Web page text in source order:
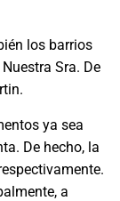
los barrios
Sra. De
ya sea
De hecho, la
a